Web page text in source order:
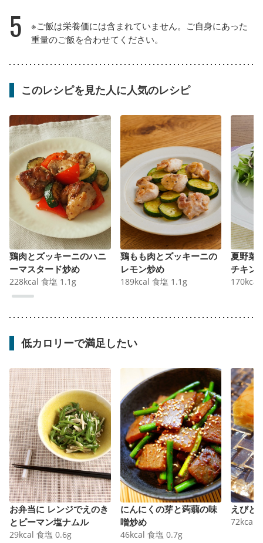
5
※ご飯は栄養価には含まれていません。ご自身にあった
重量のご飯を合わせてください。
このレシピを見た人に人気のレシピ
鶏肉とズッキーニのハニ
ーマスタード炒め
228kcal 食塩 1.1 g
鶏もも肉とズッキーニの
レモン炒め
189kcal 食塩 1.1 g
夏野菜
チキン
170kcal
低カロリーで満足したい
お弁当に レンジでえのき
とピーマン塩ナムル
29kcal 食塩 0.6g
にんにくの芽と蒟蒻の味
噌炒め
46kcal 食塩 0.7g
えびと
72kcal